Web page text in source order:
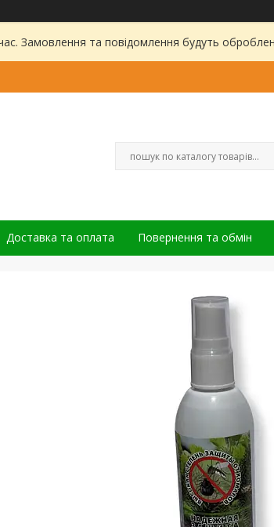
Замовлення та повідомлення будуть
Доставка та оплата Повернення та обмін